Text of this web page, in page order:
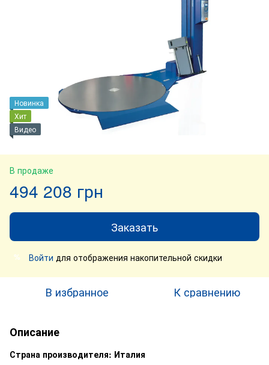
Новинка
Хит
Видео
В продаже
494 208 грн
Заказать
% Войти для отображения накопительной скидки
В избранное К сравнению
Описание
Страна производителя: Италия